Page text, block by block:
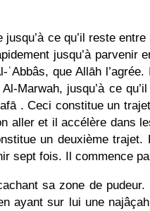
ce qu’il reste
jusqu’à parvenir
que Allāh
Marwah, jusqu’à ce
. Ceci constitue un
aller et il accélère dans
un deuxième
sept fois. Il commence
sa zone de
ayant sur lui une